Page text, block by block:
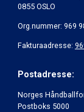
0855 OSLO
Org.nummer: 969
Fakturaadresse:
Postadresse:
Norges
Postboks 5000